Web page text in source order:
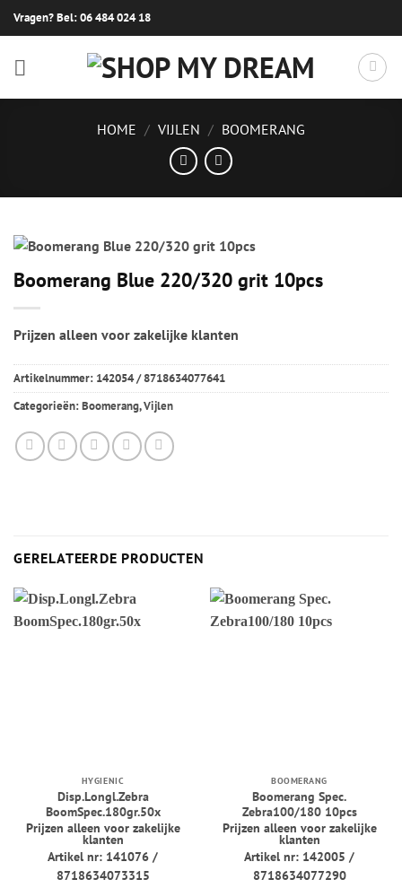
Ga
naar
Vragen? Bel:06 484 024 18
HOME / VIJLEN / BOOMERANG
Boomerang Blue 220/320 grit 10pcs
Prijzen alleen voor zakelijke klanten
Artikelnummer: 142054 / 8718634077641
Categorieën:Boomerang,Vijlen
GERELATEERDE PRODUCTEN
HYGIENIC
Disp.Longl.Zebra
BoomSpec.180gr.50x
Prijzen alleen voor zakelijke
klanten
Artikel nr: 141076 /
8718634073315
BOOMERANG
Boomerang Spec.
Zebra100/180 10pcs
Prijzen alleen voor zakelijke
klanten
Artikel nr: 142005 /
8718634077290